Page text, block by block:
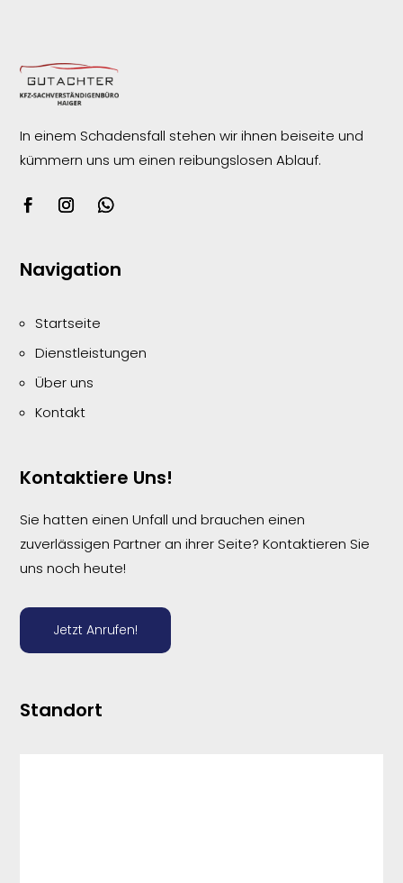
In einem Schadensfall stehen wir ihnen beiseite und
kümmern uns um einen reibungslosenAblauf.
Navigation
Startseite
Dienstleistungen
Über uns
Kontakt
Kontaktiere Uns!
Sie hatten einen Unfall und brauchen einen
zuverlässigen Partner an ihrer Seite? Kontaktieren Sie
uns noch heute!
Jetzt Anrufen!
Standort